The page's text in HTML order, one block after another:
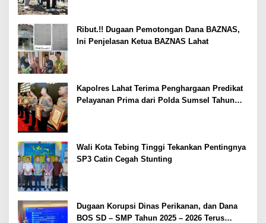
Ribut.!! Dugaan Pemotongan Dana BAZNAS,
Ini Penjelasan Ketua BAZNAS Lahat
Kapolres Lahat Terima Penghargaan Predikat
Pelayanan Prima dari Polda Sumsel Tahun
Wali Kota Tebing Tinggi Tekankan Pentingnya
SP3 Catin Cegah Stunting
Dugaan Korupsi Dinas Perikanan, dan Dana
BOS SD – SMP Tahun 2025 – 2026 Terus